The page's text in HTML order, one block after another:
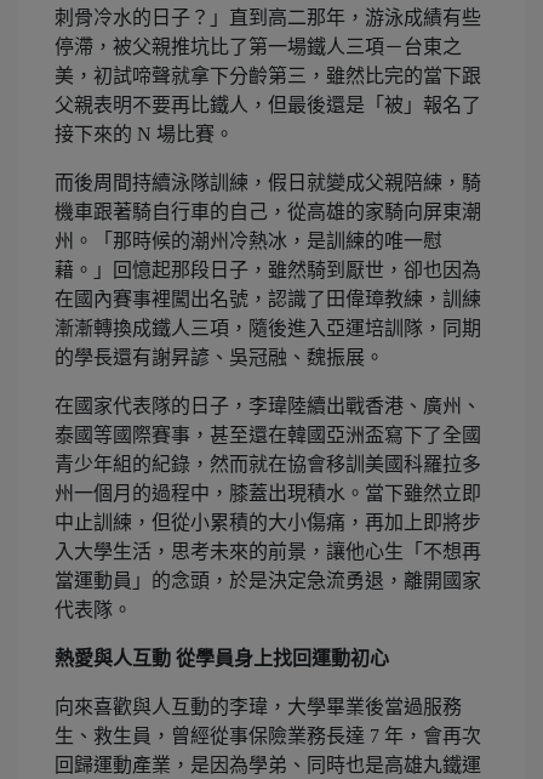
刺骨冷水的日子？」直到高二那年，游泳成績有些
停滯，被父親推坑比了第一場鐵人三項－台東之
美，初試啼聲就拿下分齡第三，雖然比完的當下跟
父親表明不要再比鐵人，但最後還是「被」報名了
接下來的 N 場比賽。
而後周間持續泳隊訓練，假日就變成父親陪練，騎
機車跟著騎自行車的自己，從高雄的家騎向屏東潮
州。「那時候的潮州冷熱冰，是訓練的唯一慰
藉。」回憶起那段日子，雖然騎到厭世，卻也因為
在國內賽事裡闖出名號，認識了田偉璋教練，訓練
漸漸轉換成鐵人三項，隨後進入亞運培訓隊，同期
的學長還有謝昇諺、吳冠融、魏振展。
在國家代表隊的日子，李瑋陸續出戰香港、廣州、
泰國等國際賽事，甚至還在韓國亞洲盃寫下了全國
青少年組的紀錄，然而就在協會移訓美國科羅拉多
州一個月的過程中，膝蓋出現積水。當下雖然立即
中止訓練，但從小累積的大小傷痛，再加上即將步
入大學生活，思考未來的前景，讓他心生「不想再
當運動員」的念頭，於是決定急流勇退，離開國家
代表隊。
熱愛與人互動 從學員身上找回運動初心
向來喜歡與人互動的李瑋，大學畢業後當過服務
生、救生員，曾經從事保險業務長達 7 年，會再次
回歸運動產業，是因為學弟、同時也是高雄丸鐵運